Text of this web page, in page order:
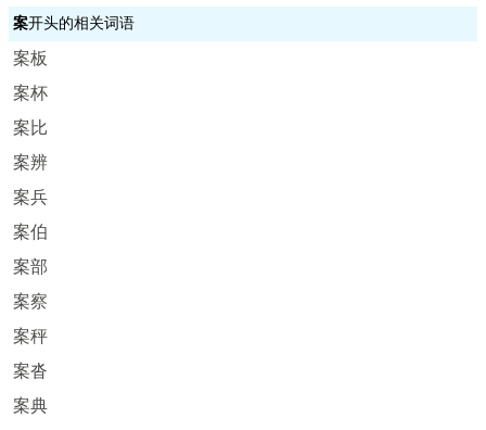
案开头的相关词语
案板
案杯
案比
案辨
案兵
案伯
案部
案察
案秤
案沓
案典